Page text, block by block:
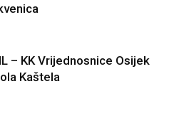
– KK Vrijednosnice Osijek
Kaštela